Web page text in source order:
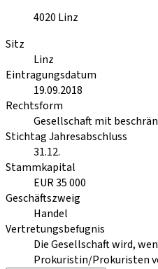
4020 Linz
Sitz
Linz
Eintragungsdatum
19.09.2018
Rechtsform
Gesellschaft mit
Stichtag Jahresabschluss
31.12.
Stammkapital
EUR 35 000
Geschäftszweig
Handel
Vertretungsbefugnis
Die Gesellschaft wird,
Prokuristin/Prokuristen